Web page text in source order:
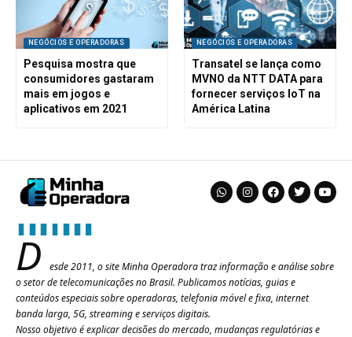
NEGÓCIOS E OPERADORAS
Pesquisa mostra que
consumidores gastaram
mais em jogos e
aplicativos em 2021
NEGÓCIOS E OPERADORAS
Transatel se lança como
MVNO da NTT DATA para
fornecer serviços IoT na
América Latina
D
esde 2011, o site Minha Operadora traz informação e análise sobre
o setor de telecomunicações no Brasil. Publicamos notícias, guias e
conteúdos especiais sobre operadoras, telefonia móvel e fixa, internet
banda larga, 5G, streaming e serviços digitais.
Nosso objetivo é explicar decisões do mercado, mudanças regulatórias e